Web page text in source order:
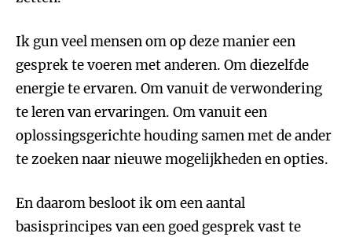
Ik gun veel mensen om op deze manier een
gesprek te voeren met anderen. Om diezelfde
energie te ervaren. Om vanuit de verwondering
te leren van ervaringen. Om vanuit een
oplossingsgerichte houding samen met de ander
te zoeken naar nieuwe mogelijkheden en opties.
En daarom besloot ik om een aantal
basisprincipes van een goed gesprek vast te